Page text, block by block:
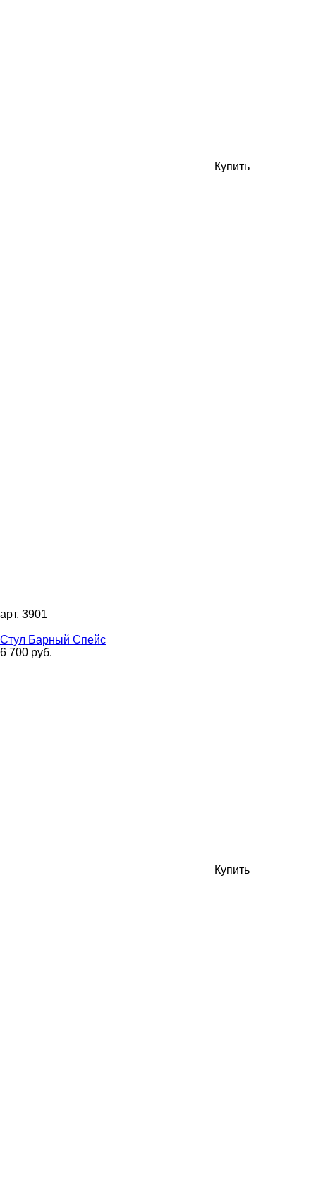
Купить
арт. 3901
Стул Барный Спейс
6 700 руб.
Купить